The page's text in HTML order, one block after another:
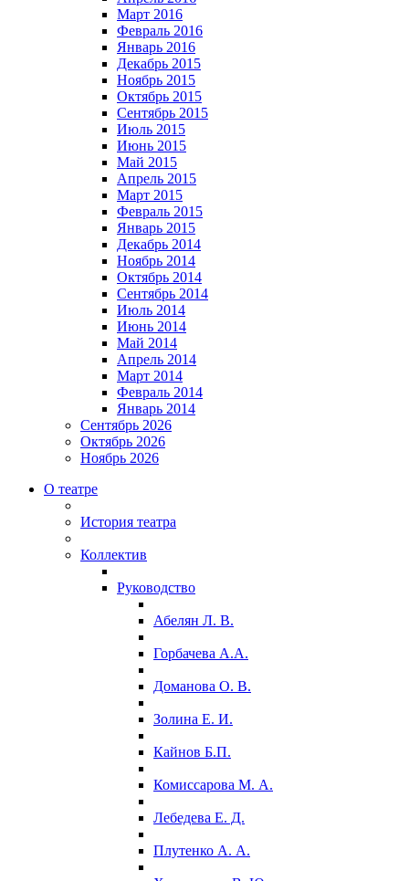
Март 2016
Февраль 2016
Январь 2016
Декабрь 2015
Ноябрь 2015
Октябрь 2015
Сентябрь 2015
Июль 2015
Июнь 2015
Май 2015
Апрель 2015
Март 2015
Февраль 2015
Январь 2015
Декабрь 2014
Ноябрь 2014
Октябрь 2014
Сентябрь 2014
Июль 2014
Июнь 2014
Май 2014
Апрель 2014
Март 2014
Февраль 2014
Январь 2014
Сентябрь 2026
Октябрь 2026
Ноябрь 2026
О театре
История театра
Коллектив
Руководство
Абелян Л. В.
Горбачева А.А.
Доманова О. В.
Золина Е. И.
Кайнов Б.П.
Комиссарова М. А.
Лебедева Е. Д.
Плутенко А. А.